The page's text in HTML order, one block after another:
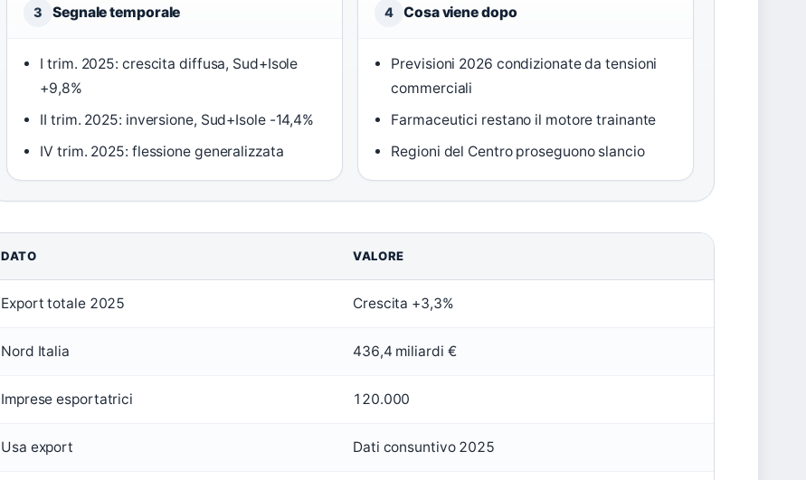
3 Segnale temporale
I trim. 2025: crescita diffusa, Sud+Isole
+9,8%
II trim. 2025: inversione, Sud+Isole -14,4%
IV trim. 2025: flessione generalizzata
4 Cosa viene dopo
Previsioni 2026 condizionate da tensioni
commerciali
Farmaceutici restano il motore trainante
Regioni del Centro proseguono slancio
DATO VALORE
Export totale 2025 Crescita +3,3%
Nord Italia 436,4 miliardi €
Imprese esportatrici 120.000
Usa export Dati consuntivo 2025